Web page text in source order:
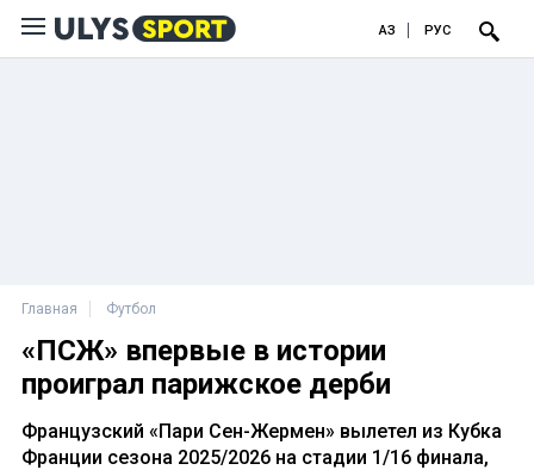
ҚАЗ РУС
Главная Футбол
«ПСЖ» впервые в истории
проиграл парижское дерби
Французский «Пари Сен-Жермен» вылетел из Кубка
Франции сезона 2025/2026 на стадии 1/16 финала,